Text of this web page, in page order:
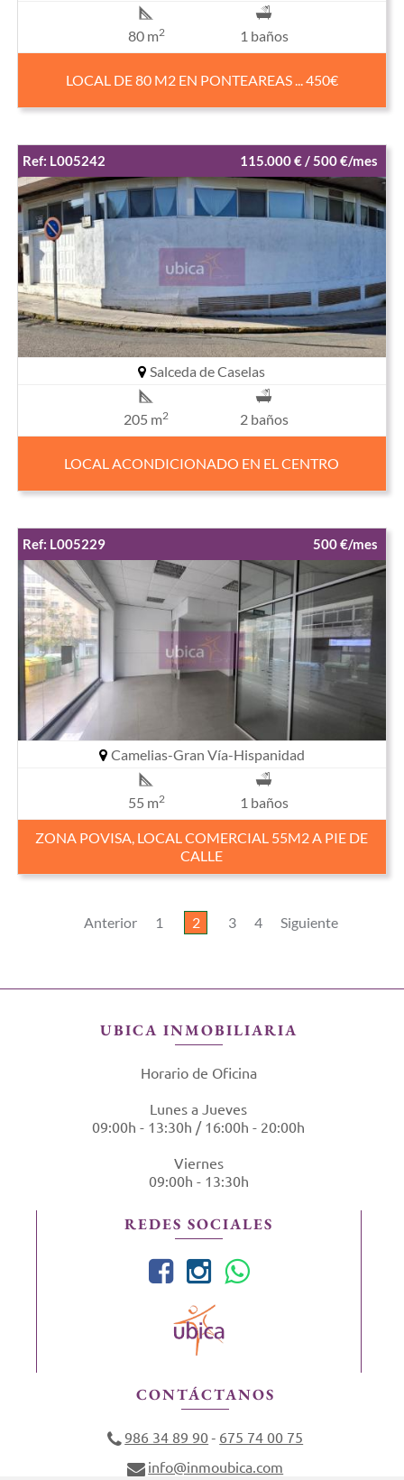
80 m2 1 baños
LOCAL DE 80 M2 EN PONTEAREAS ... 450€
Ref: L005242 115.000 € / 500 €/mes
Salceda de Caselas
205 m2 2 baños
LOCAL ACONDICIONADO EN EL CENTRO
Ref: L005229 500 €/mes
Camelias-Gran Vía-Hispanidad
55 m2 1 baños
ZONA POVISA, LOCAL COMERCIAL 55M2 A PIE DE
CALLE
Anterior 1 2 3 4 Siguiente
UBICA INMOBILIARIA
Horario de Oficina
Lunes a Jueves
09:00h - 13:30h / 16:00h - 20:00h
Viernes
09:00h - 13:30h
REDES SOCIALES
CONTÁCTANOS
986 34 89 90- 675 74 00 75
info@inmoubica.com